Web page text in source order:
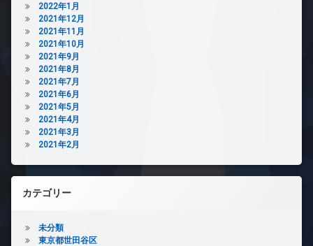
2022年1月
2021年12月
2021年11月
2021年10月
2021年9月
2021年8月
2021年7月
2021年6月
2021年5月
2021年4月
2021年3月
2021年2月
カテゴリー
未分類
東京都世田谷区